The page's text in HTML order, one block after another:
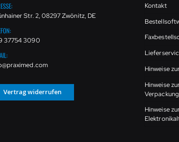
Str. 2, 08297 Zwönitz, DE
37754 3090
Vertrag widerrufen
Kontakt
Hinweise
Hinweise
Hinweise